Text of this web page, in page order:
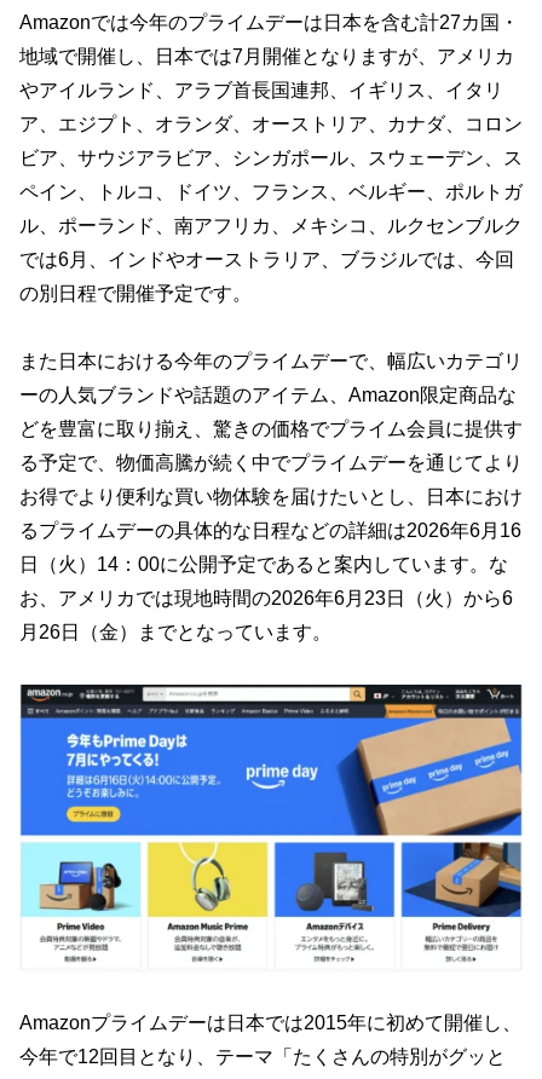
Amazonでは今年のプライムデーは日本を含む計27カ国・
地域で開催し、日本では7月開催となりますが、アメリカ
やアイルランド、アラブ首長国連邦、イギリス、イタリ
ア、エジプト、オランダ、オーストリア、カナダ、コロン
ビア、サウジアラビア、シンガポール、スウェーデン、ス
ペイン、トルコ、ドイツ、フランス、ベルギー、ポルトガ
ル、ポーランド、南アフリカ、メキシコ、ルクセンブルク
では6月、インドやオーストラリア、ブラジルでは、今回
の別日程で開催予定です。
また日本における今年のプライムデーで、幅広いカテゴリ
ーの人気ブランドや話題のアイテム、Amazon限定商品な
どを豊富に取り揃え、驚きの価格でプライム会員に提供す
る予定で、物価高騰が続く中でプライムデーを通じてより
お得でより便利な買い物体験を届けたいとし、日本におけ
るプライムデーの具体的な日程などの詳細は2026年6月16
日（火）14：00に公開予定であると案内しています。な
お、アメリカでは現地時間の2026年6月23日（火）から6
月26日（金）までとなっています。
Amazonプライムデーは日本では2015年に初めて開催し、
今年で12回目となり、テーマ「たくさんの特別がグッと